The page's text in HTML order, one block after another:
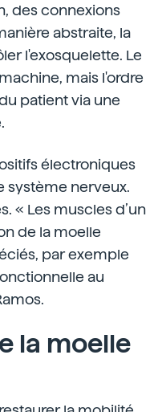
des connexions
abstraite, la
l'exosquelette. Le
mais l'ordre
patient via une
électroniques
système nerveux.
« Les muscles d’un
de la moelle
par exemple
au
la moelle